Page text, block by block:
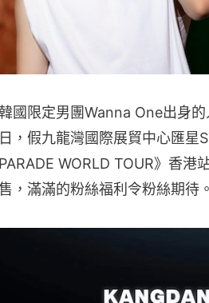
國限定男團Wanna One出身
日，假九龍灣國際展貿中心匯星
PARADE WORLD TOUR》香港
售，滿滿的粉絲福利令粉絲期待。